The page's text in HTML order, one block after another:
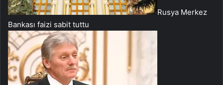
Rusya Merkez
Bankası faizi sabit tuttu